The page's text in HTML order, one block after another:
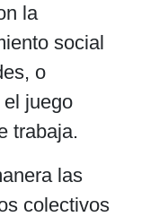
la
social
o
juego
trabaja.
las
colectivos